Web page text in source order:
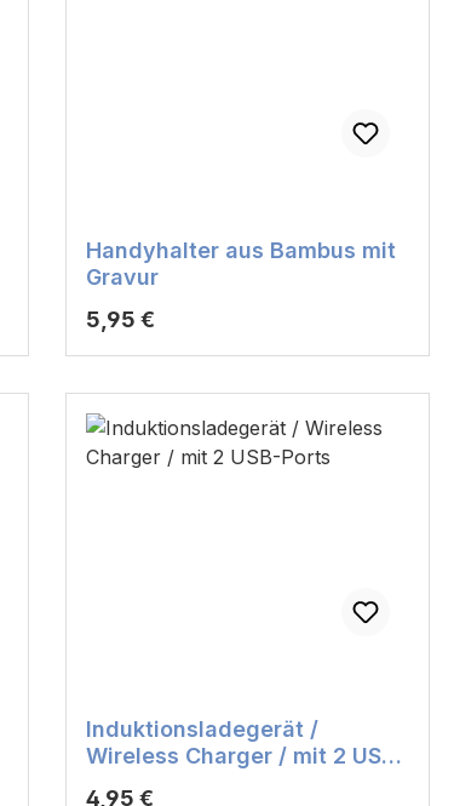
Handyhalter aus Bambus mit
Gravur
Regulärer Preis:
5,95 €
Induktionsladegerät /
Wireless Charger / mit 2 USB-
Regulärer Preis:
4,95 €